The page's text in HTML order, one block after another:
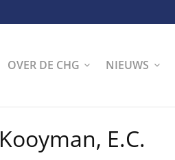
OVER DE CHG NIEUWS
Kooyman, E.C.